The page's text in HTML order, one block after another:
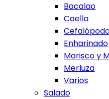
Bacalao
Caella
Enharinado
Marisco y
Merluza
Varios
Salado